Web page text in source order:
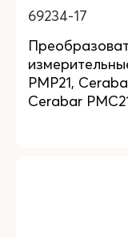
69234-17
PMP21,
Cerabar